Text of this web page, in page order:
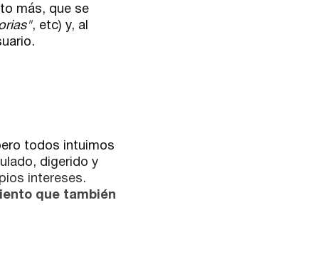
más, que se
, etc) y, al
todos intuimos
digerido y
intereses.
que también